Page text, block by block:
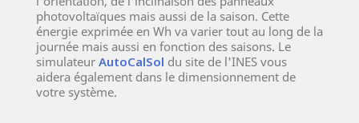
photovoltaïques mais aussi de la saison. Cette
énergie exprimée en Wh va varier tout au long de la
journée mais aussi en fonction des saisons. Le
simulateur AutoCalSol du site de l'INES vous
aidera également dans le dimensionnement de
votre système.